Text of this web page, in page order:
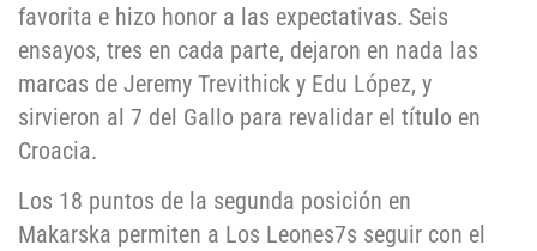
favorita e hizo honor a las expectativas. Seis
ensayos, tres en cada parte, dejaron en nada las
marcas de Jeremy Trevithick y Edu López, y
sirvieron al 7 del Gallo para revalidar el título en
Croacia.
Los 18 puntos de la segunda posición en
Makarska permiten a Los Leones7s seguir con el